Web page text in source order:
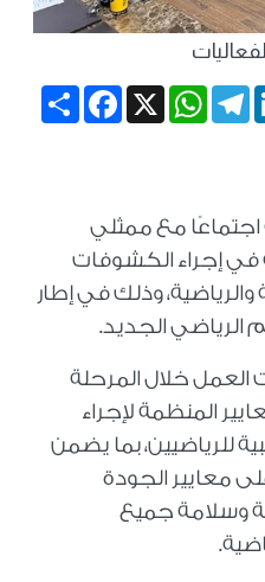
Share
Facebook X
WhatsApp
Telegram
اجتماعًا مع ممثلي
في إجراء الكشوفات
والرياضية، وذلك في إطار
الرياضي الجديد.
العمل خلال المرحلة
المنظمة لإجراء
للرياضيين، بما يضمن
معايير الجودة
وسلامة جميع